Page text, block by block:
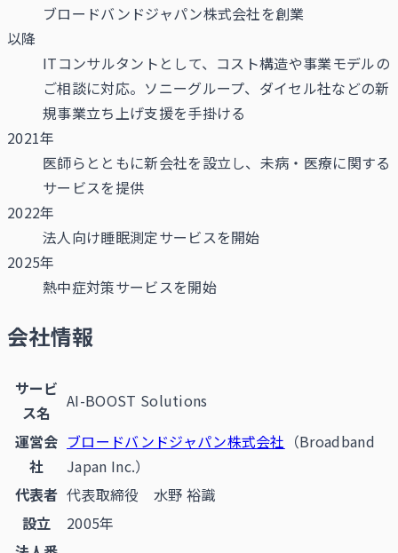
ブロードバンドジャパン株式会社を創業
以降
ITコンサルタントとして、コスト構造や事業モデルの
ご相談に対応。ソニーグループ、ダイセル社などの新
規事業立ち上げ支援を手掛ける
2021年
医師らとともに新会社を設立し、未病・医療に関する
サービスを提供
2022年
法人向け睡眠測定サービスを開始
2025年
熱中症対策サービスを開始
会社情報
サービ
ス名
AI-BOOST Solutions
運営会
社
ブロードバンドジャパン株式会社 （Broadband
Japan Inc.）
代表者 代表取締役 水野 裕識
設立
2005年